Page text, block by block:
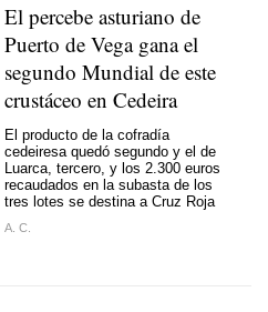
El percebe asturiano de
Puerto de Vega gana el
segundo Mundial de este
crustáceo en Cedeira
El producto de la cofradía
cedeiresa quedó segundo y el de
Luarca, tercero, y los 2.300 euros
recaudados en la subasta de los
tres lotes se destina a Cruz Roja
A. C.